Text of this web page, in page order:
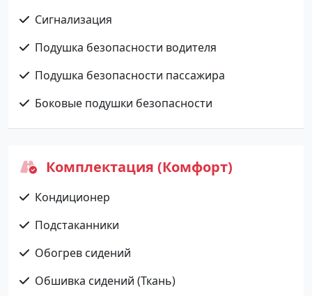
Сигнализация
Подушка безопасности водителя
Подушка безопасности пассажира
Боковые подушки безопасности
Комплектация (Комфорт)
Кондиционер
Подстаканники
Обогрев сидений
Обшивка сидений (Ткань)